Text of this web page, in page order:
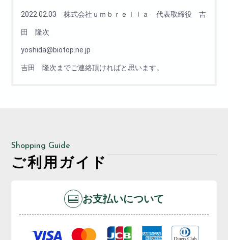
2022.02.03 株式会社ｕｍｂｒｅｌｌａ 代表取締役 吉
田 隆次
yoshida@biotop.ne.jp
吉田 隆次までご連絡頂ければと思います。
Shopping Guide
ご利用ガイド
お支払いについて